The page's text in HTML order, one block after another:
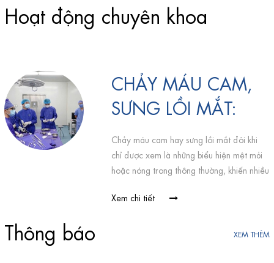
Hoạt động chuyên khoa
CHẢY MÁU CAM,
SƯNG LỒI MẮT:
DẤU HIỆU CẢNH
BÁO KHỐI U TẾ
BÀO KHỔNG LỒ
VÙNG MŨI XOANG
Chảy máu cam hay sưng lồi mắt đôi khi
chỉ được xem là những biểu hiện mệt mỏi
hoặc nóng trong thông thường, khiến nhiều
khám. Tuy nhiên, ít ai ngờ rằng đây lại có
hiểm, có khả năng chèn ép trực tiếp lên
Xem chi tiết
Thông báo XEM THÊM